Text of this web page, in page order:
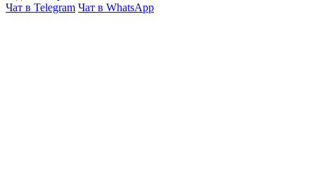
Чат в Telegram Чат в WhatsApp